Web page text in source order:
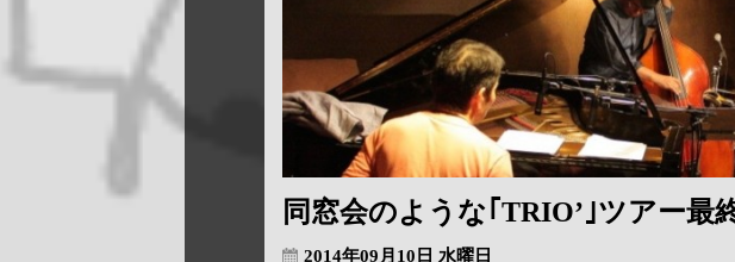
同窓会のような｢TRIO’｣ツアー最
2014年09月10日 水曜日